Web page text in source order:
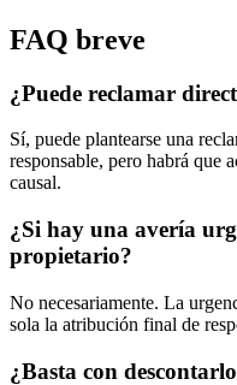
FAQ breve
¿Puede reclamar
Sí, puede plantearse una
responsable, pero habrá que
causal.
¿Si hay una avería
propietario?
No necesariamente. La
sola la atribución final de
¿Basta con